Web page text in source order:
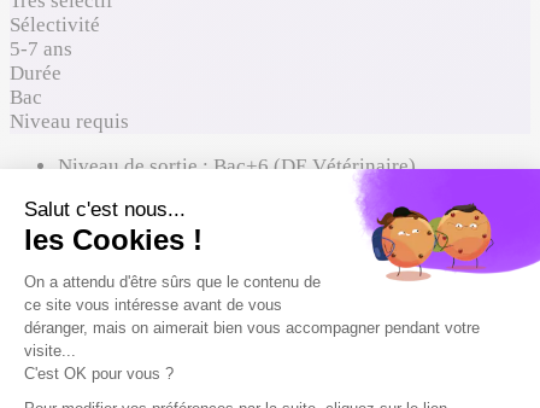
Sélectivité
5-7 ans
Durée
Bac
Niveau requis
Niveau de sortie : Bac+6 (DE Vétérinaire)
À qui ça s'adresse
Où ça mène
Où suivre cette formation ?
Reconnaissance du diplôme
Formations proches à comparer
À qui ça s'adresse